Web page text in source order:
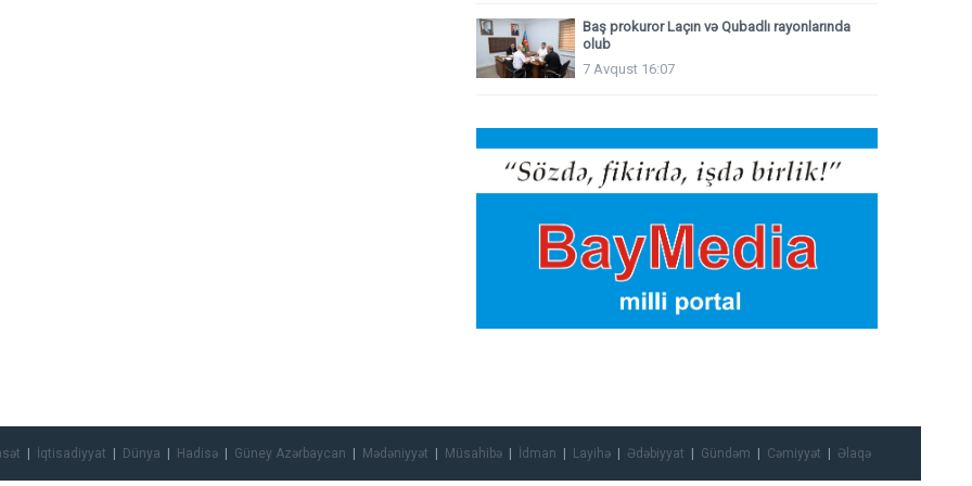
Baş prokuror Laçın və Qubadlı rayonlarında
olub
7 Avqust 16:07
İqtisadiyyat Dünya Hadisə Güney Azərbaycan Mədəniyyət Müsahibə İdman Layihə Ədəbiyyat Gündəm Cəmiyyət Əlaqə